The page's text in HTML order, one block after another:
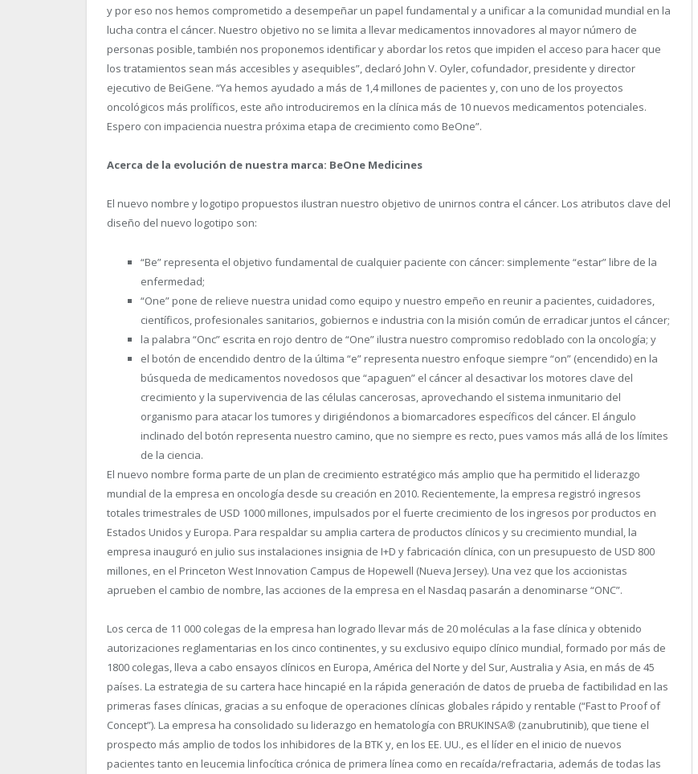
y por eso nos hemos comprometido a desempeñar un papel fundamental y a unificar a la comunidad mundial en la
lucha contra el cáncer. Nuestro objetivo no se limita a llevar medicamentos innovadores al mayor número de
personas posible, también nos proponemos identificar y abordar los retos que impiden el acceso para hacer que
los tratamientos sean más accesibles y asequibles”, declaró John V. Oyler, cofundador, presidente y director
ejecutivo de BeiGene. “Ya hemos ayudado a más de 1,4 millones de pacientes y, con uno de los proyectos
oncológicos más prolíficos, este año introduciremos en la clínica más de 10 nuevos medicamentos potenciales.
Espero con impaciencia nuestra próxima etapa de crecimiento como BeOne”.
Acerca de la evolución de nuestra marca: BeOne Medicines
El nuevo nombre y logotipo propuestos ilustran nuestro objetivo de unirnos contra el cáncer. Los atributos clave del
diseño del nuevo logotipo son:
“Be” representa el objetivo fundamental de cualquier paciente con cáncer: simplemente “estar” libre de la
enfermedad;
“One” pone de relieve nuestra unidad como equipo y nuestro empeño en reunir a pacientes, cuidadores,
científicos, profesionales sanitarios, gobiernos e industria con la misión común de erradicar juntos el cáncer;
la palabra “Onc” escrita en rojo dentro de “One” ilustra nuestro compromiso redoblado con la oncología; y
el botón de encendido dentro de la última “e” representa nuestro enfoque siempre “on” (encendido) en la
búsqueda de medicamentos novedosos que “apaguen” el cáncer al desactivar los motores clave del
crecimiento y la supervivencia de las células cancerosas, aprovechando el sistema inmunitario del
organismo para atacar los tumores y dirigiéndonos a biomarcadores específicos del cáncer. El ángulo
inclinado del botón representa nuestro camino, que no siempre es recto, pues vamos más allá de los límites
de la ciencia.
El nuevo nombre forma parte de un plan de crecimiento estratégico más amplio que ha permitido el liderazgo
mundial de la empresa en oncología desde su creación en 2010. Recientemente, la empresa registró ingresos
totales trimestrales de USD 1000 millones, impulsados por el fuerte crecimiento de los ingresos por productos en
Estados Unidos y Europa. Para respaldar su amplia cartera de productos clínicos y su crecimiento mundial, la
empresa inauguró en julio sus instalaciones insignia de I+D y fabricación clínica, con un presupuesto de USD 800
millones, en el Princeton West Innovation Campus de Hopewell (Nueva Jersey). Una vez que los accionistas
aprueben el cambio de nombre, las acciones de la empresa en el Nasdaq pasarán a denominarse “ONC”.
Los cerca de 11 000 colegas de la empresa han logrado llevar más de 20 moléculas a la fase clínica y obtenido
autorizaciones reglamentarias en los cinco continentes, y su exclusivo equipo clínico mundial, formado por más de
1800 colegas, lleva a cabo ensayos clínicos en Europa, América del Norte y del Sur, Australia y Asia, en más de 45
países. La estrategia de su cartera hace hincapié en la rápida generación de datos de prueba de factibilidad en las
primeras fases clínicas, gracias a su enfoque de operaciones clínicas globales rápido y rentable (“Fast to Proof of
Concept”). La empresa ha consolidado su liderazgo en hematología con BRUKINSA® (zanubrutinib), que tiene el
prospecto más amplio de todos los inhibidores de la BTK y, en los EE. UU., es el líder en el inicio de nuevos
pacientes tanto en leucemia linfocítica crónica de primera línea como en recaída/refractaria, además de todas las